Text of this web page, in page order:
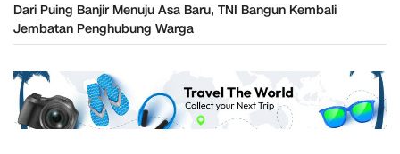
Dari Puing Banjir Menuju Asa Baru, TNI Bangun Kembali
Jembatan Penghubung Warga